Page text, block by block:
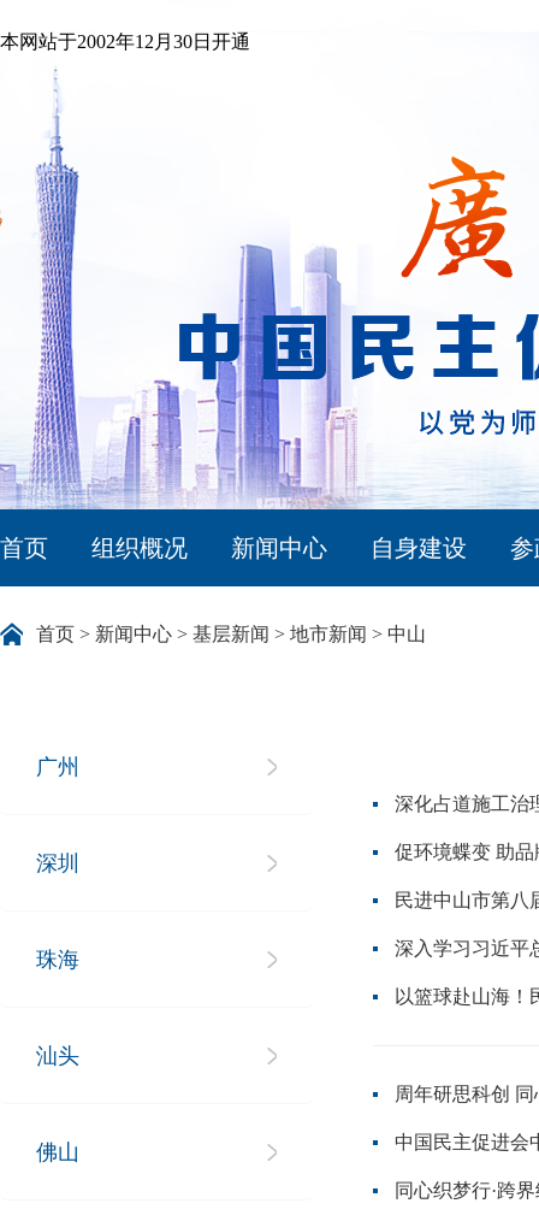
本网站于2002年12月30日开通
首页 组织概况 新闻中心 自身建设 参
首页 > 新闻中心 > 基层新闻 > 地市新闻 > 中山
广州
深圳
珠海
汕头
佛山
深化占道施工治
促环境蝶变 助品
民进中山市第八
深入学习习近平
以篮球赴山海！
周年研思科创
中国民主促进会
同心织梦行·跨